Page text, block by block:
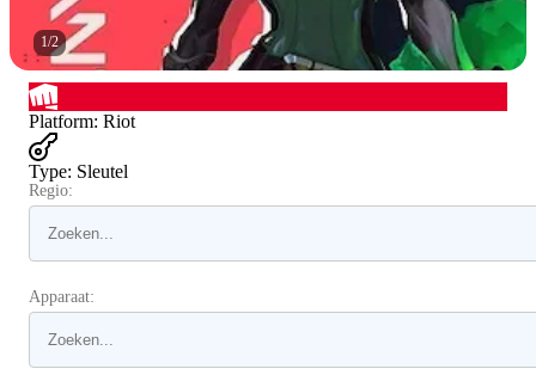
1/2
Platform: Riot
Type: Sleutel
Regio:
Apparaat: